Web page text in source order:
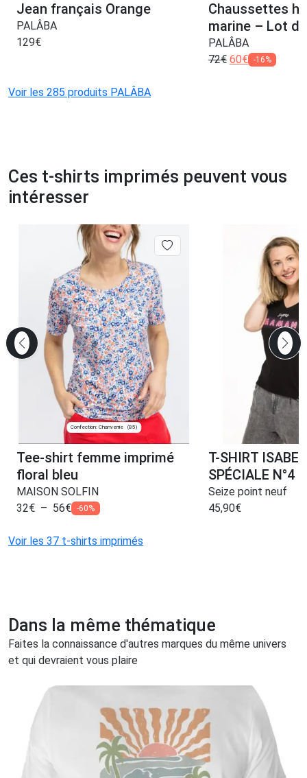
Jean français Orange
PALÂBA
129€
Chaussettes
marine – Lot
PALÂBA
72€ 60€ -16%
Voir les 285 produits PALÂBA
Ces t-shirts imprimés peuvent vous
intéresser
Confection: Chanverrie (85)
Tee-shirt femme imprimé
floral bleu
MAISON SOLFIN
32€ – 56€ -60%
T-SHIRT
SPÉCIALE N°4
Seize point neuf
45,90€
Voir les 37 t-shirts imprimés
Dans la même thématique
Faites la connaissance d'autres marques du même univers
et qui devraient vous plaire